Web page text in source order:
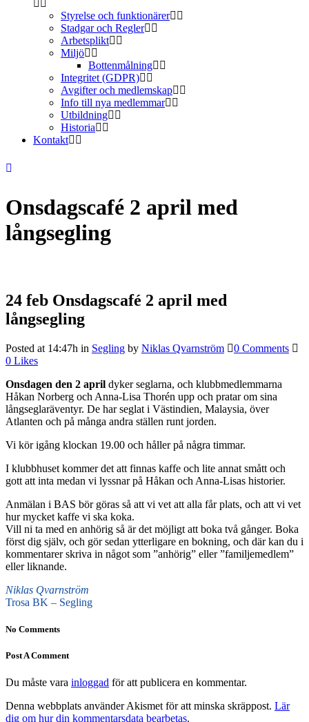
Styrelse och funktionärer
Stadgar och Regler
Arbetsplikt
Miljö
Bottenmålning
Integritet (GDPR)
Avgifter och medlemskap
Info till nya medlemmar
Utbildning
Historia
Kontakt
Onsdagscafé 2 april med
långsegling
24 feb Onsdagscafé 2 april med
långsegling
Posted at 14:47h in Segling by Niklas Qvarnström
0 Comments
0 Likes
Onsdagen den 2 april dyker seglarna, och klubbmedlemmarna
Håkan Norberg och Anna-Lisa Thorén upp och pratar om sina
långseglaräventyr. De har seglat i Västindien, Malaysia, över
Atlanten och på många andra ställen runt jorden.
Vi kör igång klockan 19.00 och håller på några timmar.
I klubbhuset kommer det att finnas kaffe och lite annat smått och
gott att inta medan vi lyssnar på Håkan och Anna-Lisas historier.
Anmälan i BAS bör göras så att vi vet att alla får plats, och att vi vet
hur mycket kaffe vi ska koka.
Vill ni ta med en anhörig så är det möjligt att boka två gånger. Boka
först dig själv, och gör sedan ytterligare en bokning, och där kan du i
kommentarer skriva in något som ”anhörig” eller ”familjemedlem”
eller liknande.
Niklas Qvarnström
Trosa BK – Segling
No Comments
Post A Comment
Du måste vara inloggad för att publicera en kommentar.
Denna webbplats använder Akismet för att minska skräppost. Lär
dig om hur din kommentarsdata bearbetas.